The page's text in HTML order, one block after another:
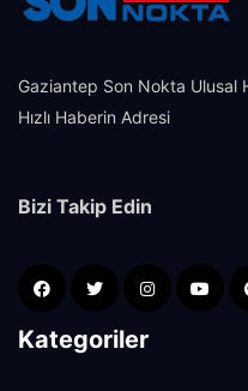
Gaziantep Son Nokta Ulusal
Hızlı Haberin Adresi
Bizi Takip Edin
Kategoriler